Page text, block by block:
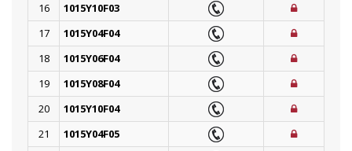
16
1015Y10F03
17
1015Y04F04
18
1015Y06F04
19
1015Y08F04
20
1015Y10F04
21
1015Y04F05